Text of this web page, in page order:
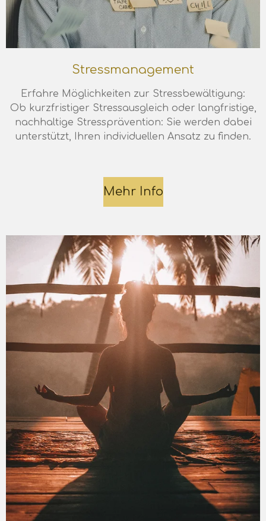
Stressmanagement
Erfahre Möglichkeiten zur Stressbewältigung:
Ob kurzfristiger Stressausgleich oder langfristige,
nachhaltige Stressprävention: Sie werden dabei
unterstützt, Ihren individuellen Ansatz zu finden.
Mehr Info